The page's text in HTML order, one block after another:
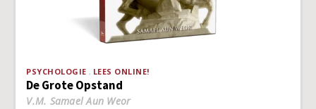
PSYCHOLOGIE LEES ONLINE!
De Grote Opstand
V.M. Samael Aun Weor